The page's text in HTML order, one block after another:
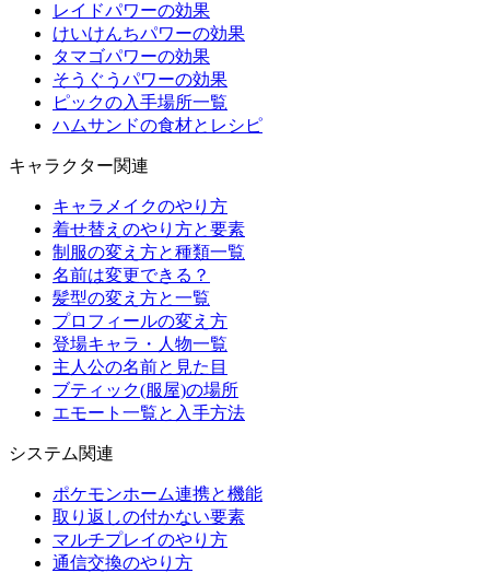
レイドパワーの効果
けいけんちパワーの効果
タマゴパワーの効果
そうぐうパワーの効果
ピックの入手場所一覧
ハムサンドの食材とレシピ
キャラクター関連
キャラメイクのやり方
着せ替えのやり方と要素
制服の変え方と種類一覧
名前は変更できる？
髪型の変え方と一覧
プロフィールの変え方
登場キャラ・人物一覧
主人公の名前と見た目
ブティック(服屋)の場所
エモート一覧と入手方法
システム関連
ポケモンホーム連携と機能
取り返しの付かない要素
マルチプレイのやり方
通信交換のやり方